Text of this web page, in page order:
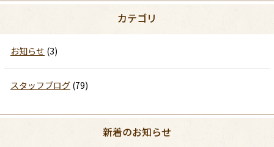
カテゴリ
お知らせ (3)
スタッフブログ (79)
新着のお知らせ